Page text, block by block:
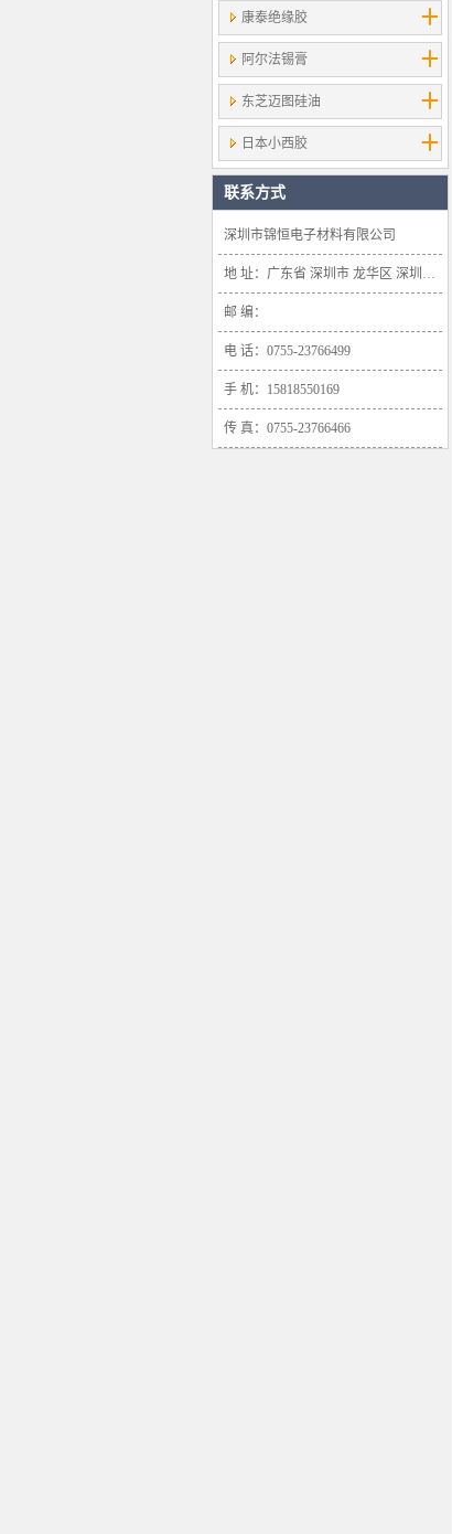
康泰绝缘胶
阿尔法锡膏
东芝迈图硅油
日本小西胶
联系方式
深圳市锦恒电子材料有限公司
地 址：广东省 深圳市 龙华区 深圳市龙华新区大浪办事处浪口社区华盛路134号雍景轩商业大厦1638号
邮 编：
电 话：0755-23766499
手 机：15818550169
传 真：0755-23766466